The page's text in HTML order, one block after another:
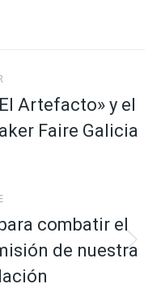
Artefacto» y el
Faire Galicia
combatir el
de nuestra